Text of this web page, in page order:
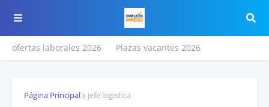
ofertas laborales 2026 Plazas vacantes 2026
Página Principal jefe logistica